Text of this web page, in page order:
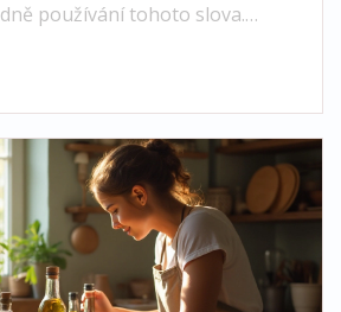
používání tohoto slova.
strukturami, synonymy a
pomohou lépe pochopit a